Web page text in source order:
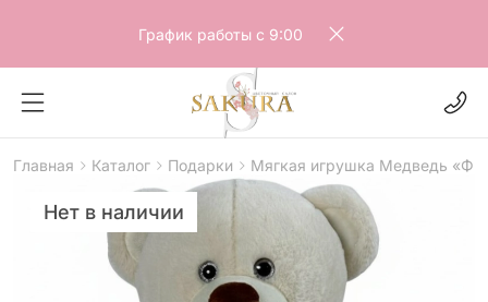
График работы с 9:00
Главная Каталог Подарки Мягкая игрушка Медведь
Нет в наличии